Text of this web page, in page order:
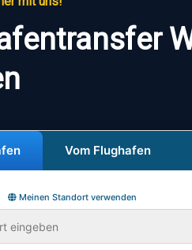
Vom Flughafen
Meinen Standort verwenden